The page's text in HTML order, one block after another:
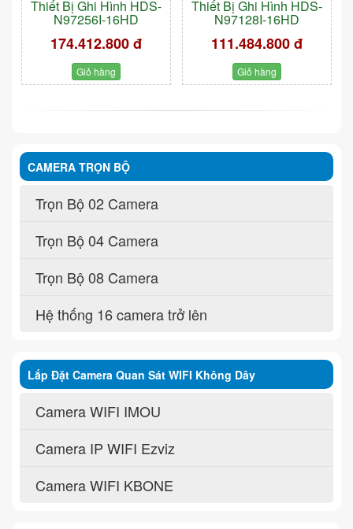
Thiết Bị Ghi Hình HDS-
N97256I-16HD
174.412.800 đ
Giỏ hàng
Thiết Bị Ghi Hình HDS-
N97128I-16HD
111.484.800 đ
Giỏ hàng
CAMERA TRỌN BỘ
Trọn Bộ 02 Camera
Trọn Bộ 04 Camera
Trọn Bộ 08 Camera
Hệ thống 16 camera trở lên
Lắp Đặt Camera Quan Sát WIFI Không Dây
Camera WIFI IMOU
Camera IP WIFI Ezviz
Camera WIFI KBONE